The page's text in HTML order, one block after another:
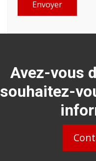
Envoyer
Avez-vous
souhaitez-